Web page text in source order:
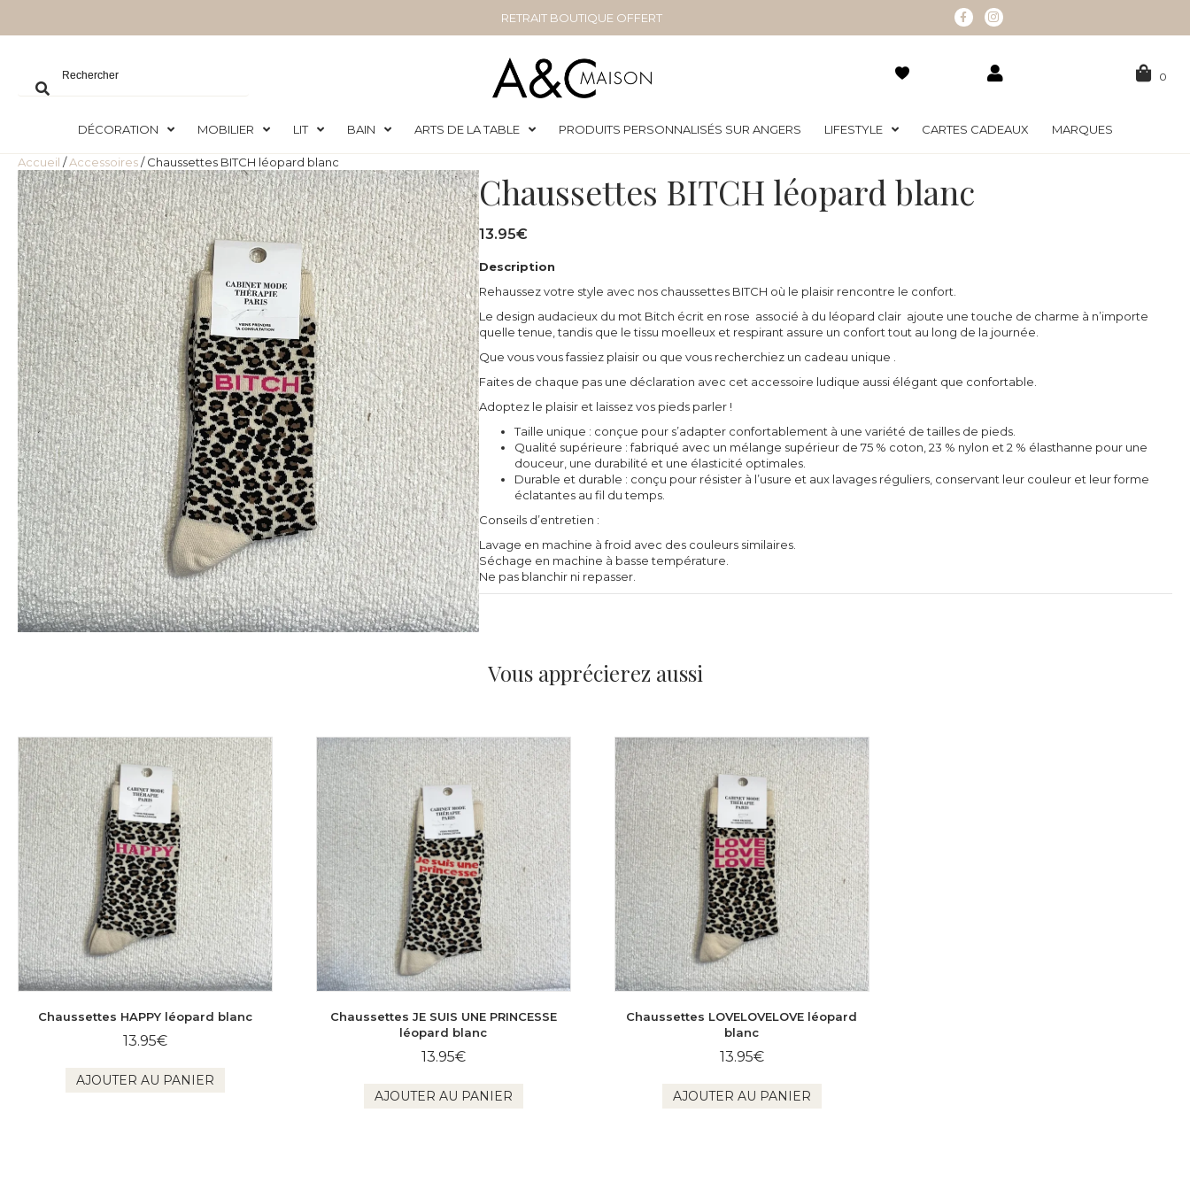
RETRAIT BOUTIQUE OFFERT
0
DÉCORATION MOBILIER LIT BAIN ARTS DE LA TABLE PRODUITS PERSONNALISÉS SUR ANGERS LIFESTYLE CARTES CADEAUX MARQUES
Accueil /Accessoires/ Chaussettes BITCH léopard blanc
Chaussettes BITCH léopard blanc
13.95€
Description
Rehaussez votre style avec nos chaussettes BITCH où le plaisir rencontre le confort.
Le design audacieux du mot Bitch écrit en rose associé à du léopard clair ajoute une touche de charme à n’importe
quelle tenue, tandis que le tissu moelleux et respirant assure un confort tout au long de la journée.
Que vous vous fassiez plaisir ou que vous recherchiez un cadeau unique .
Faites de chaque pas une déclaration avec cet accessoire ludique aussi élégant que confortable.
Adoptez le plaisir et laissez vos pieds parler !
Taille unique : conçue pour s’adapter confortablement à une variété de tailles de pieds.
Qualité supérieure : fabriqué avec un mélange supérieur de 75 % coton, 23 % nylon et 2 % élasthanne pour une
douceur, une durabilité et une élasticité optimales.
Durable et durable : conçu pour résister à l’usure et aux lavages réguliers, conservant leur couleur et leur forme
éclatantes au fil du temps.
Conseils d’entretien :
Lavage en machine à froid avec des couleurs similaires.
Séchage en machine à basse température.
Ne pas blanchir ni repasser.
Vous apprécierez aussi
Chaussettes HAPPY léopard blanc
13.95€
AJOUTER AU PANIER
Chaussettes JE SUIS UNE PRINCESSE
léopard blanc
13.95€
AJOUTER AU PANIER
Chaussettes LOVELOVELOVE léopard
blanc
13.95€
AJOUTER AU PANIER